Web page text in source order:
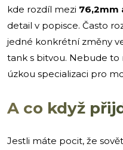
kde rozdíl mezi 76,2mm
detail v popisce. Často
jedné konkrétní změny
tank s bitvou. Nebude to
úzkou specializaci pro
A co když
Jestli máte pocit, že